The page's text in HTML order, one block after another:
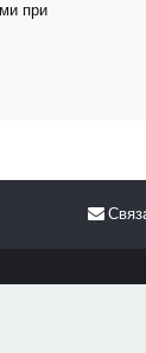
при